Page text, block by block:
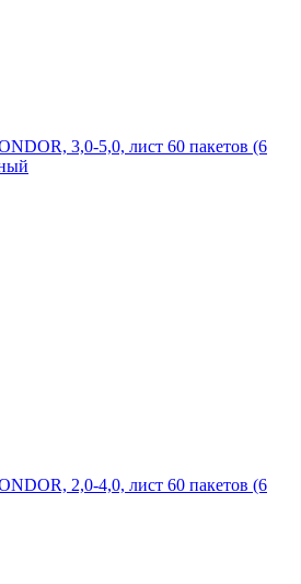
3,0-5,0, лист 60 пакетов (6
2,0-4,0, лист 60 пакетов (6